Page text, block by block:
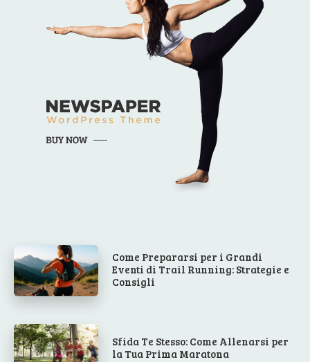
Come Prepararsi per i Grandi
Eventi di Trail Running: Strategie e
Consigli
Sfida Te Stesso: Come Allenarsi per
la Tua Prima Maratona